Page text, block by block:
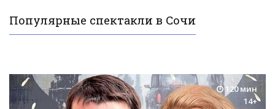
Популярные спектакли в Сочи
120 мин
14+